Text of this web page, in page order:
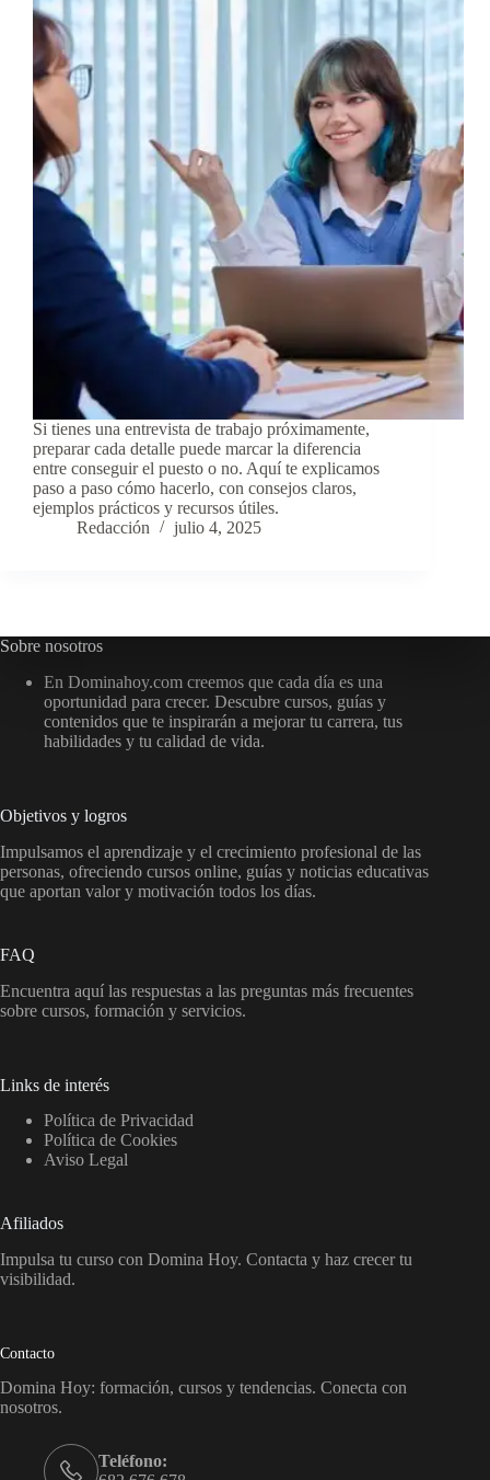
Si tienes una entrevista de trabajo próximamente,
preparar cada detalle puede marcar la diferencia
entre conseguir el puesto o no. Aquí te explicamos
paso a paso cómo hacerlo, con consejos claros,
ejemplos prácticos y recursos útiles.
Redacción
julio 4, 2025
Sobre nosotros
En Dominahoy.com creemos que cada día es una
oportunidad para crecer. Descubre cursos, guías y
contenidos que te inspirarán a mejorar tu carrera, tus
habilidades y tu calidad de vida.
Objetivos y logros
Impulsamos el aprendizaje y el crecimiento profesional de las
personas, ofreciendo cursos online, guías y noticias educativas
que aportan valor y motivación todos los días.
FAQ
Encuentra aquí las respuestas a las preguntas más frecuentes
sobre cursos, formación y servicios.
Links de interés
Política de Privacidad
Política de Cookies
Aviso Legal
Afiliados
Impulsa tu curso con Domina Hoy. Contacta y haz crecer tu
visibilidad.
Contacto
Domina Hoy: formación, cursos y tendencias. Conecta con
nosotros.
Teléfono: